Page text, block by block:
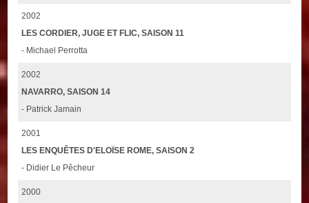
2002
LES CORDIER, JUGE ET FLIC, SAISON 11
- Michael Perrotta
2002
NAVARRO, SAISON 14
- Patrick Jamain
2001
LES ENQUÊTES D'ELOÏSE ROME, SAISON 2
- Didier Le Pêcheur
2000